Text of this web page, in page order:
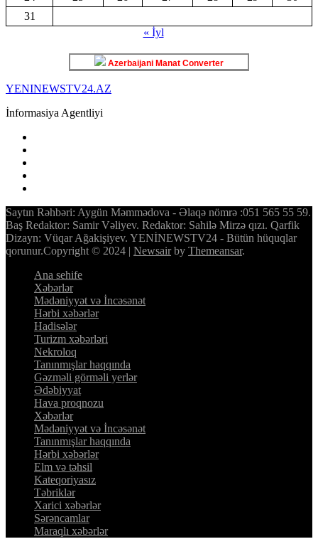
31
« İyl
Azerbaijani Manat Converter
YENINEWSTV24.AZ
İnformasiya Agentliyi
Saytın Rəhbəri: Aygün Məmmədova - Əlaqə nömrə :051 565 55 59.
Baş Redaktor: Samir Vəliyev. Redaktor: Sahilə Mirzə qızı. Qarfik
Dizayn: Vüqar Ağakişiyev. YENİNEWSTV24 - Bütün hüquqlar
qorunur.Copyright © 2024 | Newsairby Themeansar.
Ana sehife
Xəbərlər
Mədəniyyət və İncəsənət
Hərbi xəbərlər
Hadisələr
Turizm xəbərləri
Nekroloq
Tanınmışlar haqqında
Gəzməli görməli yerlər
Ədəbiyyat
Hava proqnozu
Xəbərlər
Mədəniyyət və İncəsənət
Tanınmışlar haqqında
Hərbi xəbərlər
Elm və təhsil
Kateqoriyasız
Təbriklər
Xarici xəbərlər
Sərəncamlar
Maraqlı xəbərlər